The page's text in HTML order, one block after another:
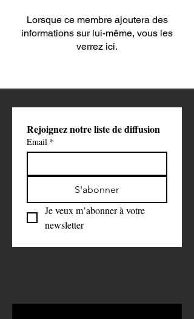
Lorsque ce membre ajoutera des
informations sur lui-même, vous les
verrez ici.
Rejoignez notre liste de diffusion
Email *
S'abonner
Je veux m’abonner à votre
newsletter